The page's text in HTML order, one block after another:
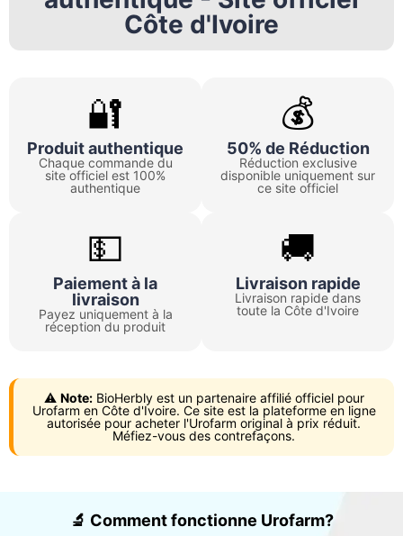
Côte d'Ivoire
🔐
Produit authentique
Chaque commande du
site officiel est 100%
authentique
💰
50% de Réduction
Réduction exclusive
disponible uniquement sur
ce site officiel
💵️
Paiement à la
livraison
Payez uniquement à la
réception du produit
🚚
Livraison rapide
Livraison rapide dans
toute la Côte d'Ivoire
⚠️ Note:BioHerbly est un partenaire affilié officiel pour
Urofarm en Côte d'Ivoire. Ce site est la plateforme en ligne
autorisée pour acheter l'Urofarm original à prix réduit.
Méfiez-vous des contrefaçons.
🔬 Comment fonctionne Urofarm?